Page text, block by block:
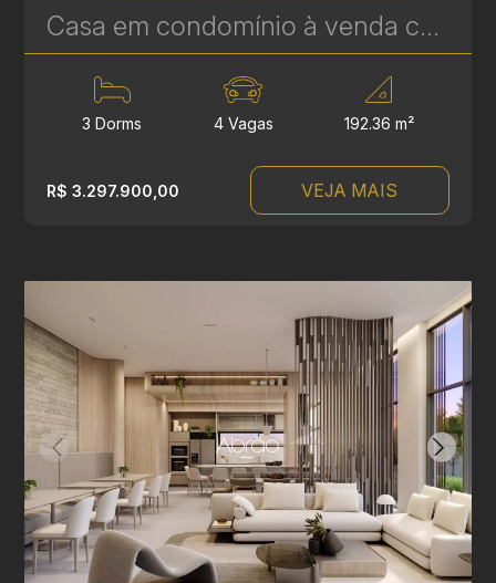
Casa em condomínio à venda com 3 suítes em Campina do Siqueira - 306,84 m² privativos - Casa Áurea | Ref. 1779
3 Dorms 4 Vagas 192.36 m²
R$ 3.297.900,00 VEJA MAIS